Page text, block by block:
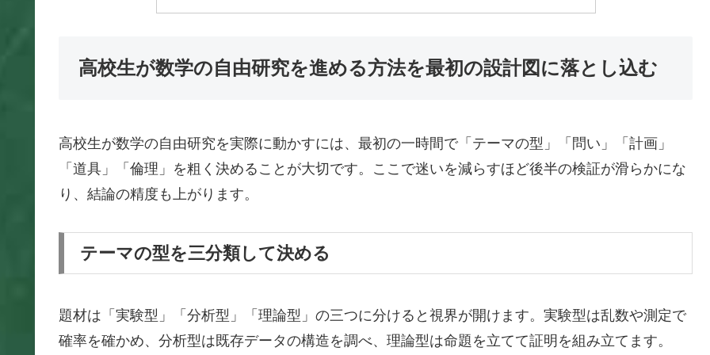
高校生が数学の自由研究を進める方法を最初の設計図に落とし込む
高校生が数学の自由研究を実際に動かすには、最初の一時間で「テーマの型」「問い」「計画」
「道具」「倫理」を粗く決めることが大切です。ここで迷いを減らすほど後半の検証が滑らかにな
り、結論の精度も上がります。
テーマの型を三分類して決める
題材は「実験型」「分析型」「理論型」の三つに分けると視界が開けます。実験型は乱数や測定で
確率を確かめ、分析型は既存データの構造を調べ、理論型は命題を立てて証明を組み立てます。